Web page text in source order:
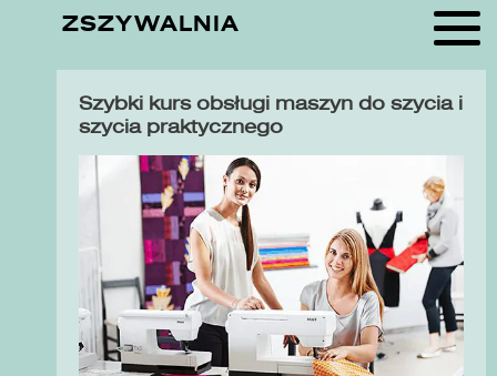
ZSZYWALNIA
Szybki kurs obsługi maszyn do szycia i
szycia praktycznego